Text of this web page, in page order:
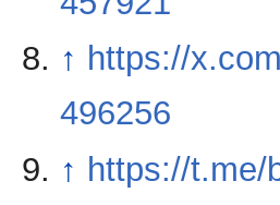
↑ https://
496256
↑ https://t.me/